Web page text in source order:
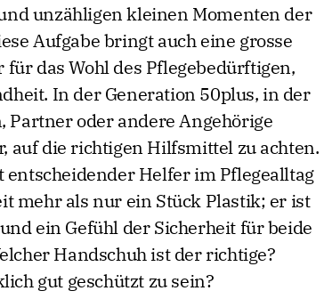
unzähligen kleinen Momenten der
Aufgabe bringt auch eine grosse
das Wohl des Pflegebedürftigen,
In der Generation 50plus, in der
Partner oder andere Angehörige
auf die richtigen Hilfsmittel zu achten.
Helfer im Pflegealltag
mehr als nur ein Stück Plastik; er ist
ein Gefühl der Sicherheit für beide
Handschuh ist der richtige?
gut geschützt zu sein?